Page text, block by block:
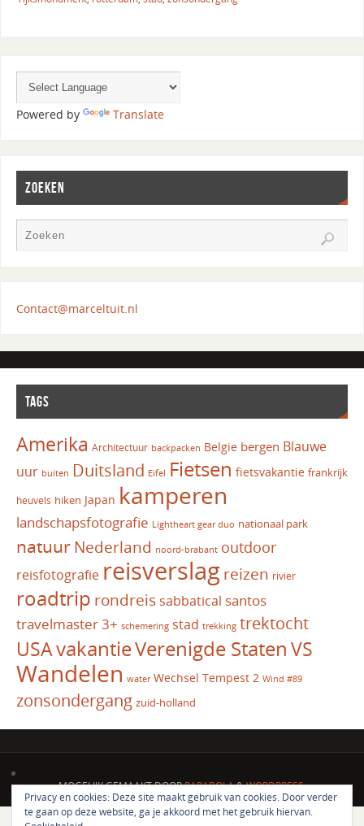
Powered by Translate
ZOEKEN
Contact@marceltuit.nl
TAGS
Amerika Architectuur backpacken Belgie bergen Blauwe
uur buiten Duitsland Eifel Fietsen fietsvakantie frankrijk
heuvels hiken Japan kamperen
landschapsfotografie Lightheart gear duo nationaal park
natuur Nederland noord-brabant outdoor
reisfotografie reisverslag reizen rivier
roadtrip rondreis sabbatical santos
travelmaster 3+ schemering stad trekking trektocht
USAvakantieVerenigde StatenVS
Wandelen water Wechsel Tempest 2 Wind #89
zonsondergang zuid-holland
MOGELIJK GEMAAKT DOORPARABOLA&WORDPRESS.
Privacy en cookies: Deze site maakt gebruik van cookies. Door verder
te gaan op deze website, ga je akkoord met het gebruik hiervan.